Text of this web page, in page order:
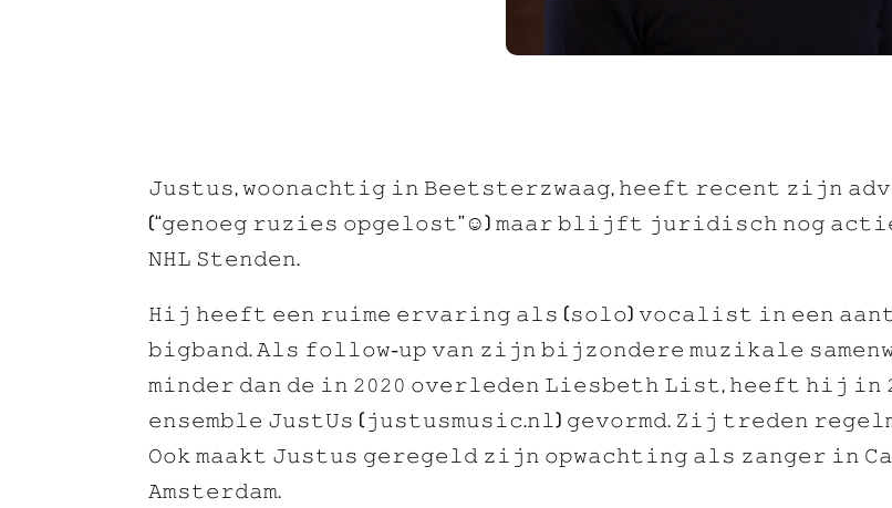
𝙹𝚞𝚜𝚝𝚞𝚜, 𝚠𝚘𝚘𝚗𝚊𝚌𝚑𝚝𝚒𝚐 𝚒𝚗 𝙱𝚎𝚎𝚝𝚜𝚝𝚎𝚛𝚣𝚠𝚊𝚊𝚐, 𝚑𝚎𝚎𝚏𝚝 𝚛𝚎𝚌𝚎𝚗𝚝 𝚣𝚒𝚓𝚗
(“𝚐𝚎𝚗𝚘𝚎𝚐 𝚛𝚞𝚣𝚒𝚎𝚜 𝚘𝚙𝚐𝚎𝚕𝚘𝚜𝚝”☺️) 𝚖𝚊𝚊𝚛 𝚋𝚕𝚒𝚓𝚏𝚝 𝚓𝚞𝚛𝚒𝚍𝚒𝚜𝚌𝚑 𝚗𝚘𝚐
𝙽𝙷𝙻 𝚂𝚝𝚎𝚗𝚍𝚎𝚗.
𝙷𝚒𝚓 𝚑𝚎𝚎𝚏𝚝 𝚎𝚎𝚗 𝚛𝚞𝚒𝚖𝚎 𝚎𝚛𝚟𝚊𝚛𝚒𝚗𝚐 𝚊𝚕𝚜 (𝚜𝚘𝚕𝚘) 𝚟𝚘𝚌𝚊𝚕𝚒𝚜𝚝 𝚒𝚗 𝚎𝚎𝚗
𝚋𝚒𝚐𝚋𝚊𝚗𝚍. 𝙰𝚕𝚜 𝚏𝚘𝚕𝚕𝚘𝚠-𝚞𝚙 𝚟𝚊𝚗 𝚣𝚒𝚓𝚗 𝚋𝚒𝚓𝚣𝚘𝚗𝚍𝚎𝚛𝚎 𝚖𝚞𝚣𝚒𝚔𝚊𝚕𝚎
𝚖𝚒𝚗𝚍𝚎𝚛 𝚍𝚊𝚗 𝚍𝚎 𝚒𝚗 𝟸𝟶𝟸𝟶 𝚘𝚟𝚎𝚛𝚕𝚎𝚍𝚎𝚗 𝙻𝚒𝚎𝚜𝚋𝚎𝚝𝚑 𝙻𝚒𝚜𝚝, 𝚑𝚎𝚎𝚏𝚝 𝚑𝚒𝚓
𝚎𝚗𝚜𝚎𝚖𝚋𝚕𝚎 𝙹𝚞𝚜𝚝𝚄𝚜 (𝚓𝚞𝚜𝚝𝚞𝚜𝚖𝚞𝚜𝚒𝚌.𝚗𝚕) 𝚐𝚎𝚟𝚘𝚛𝚖𝚍. 𝚉𝚒𝚓 𝚝𝚛𝚎𝚍𝚎𝚗
𝙾𝚘𝚔 𝚖𝚊𝚊𝚔𝚝 𝙹𝚞𝚜𝚝𝚞𝚜 𝚐𝚎𝚛𝚎𝚐𝚎𝚕𝚍 𝚣𝚒𝚓𝚗 𝚘𝚙𝚠𝚊𝚌𝚑𝚝𝚒𝚗𝚐 𝚊𝚕𝚜 𝚣𝚊𝚗𝚐𝚎𝚛 𝚒𝚗
𝙰𝚖𝚜𝚝𝚎𝚛𝚍𝚊𝚖.